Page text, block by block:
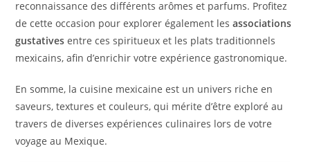
reconnaissance des différents arômes et parfums. Profitez
de cette occasion pour explorer également lesassociations
gustatives entre ces spiritueux et les plats traditionnels
mexicains, afin d’enrichir votre expérience gastronomique.
En somme, la cuisine mexicaine est un univers riche en
saveurs, textures et couleurs, qui mérite d’être exploré au
travers de diverses expériences culinaires lors de votre
voyage au Mexique.